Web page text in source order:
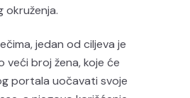
okruženja.
jedan od ciljeva je
veći broj žena, koje će
portala uočavati svoje